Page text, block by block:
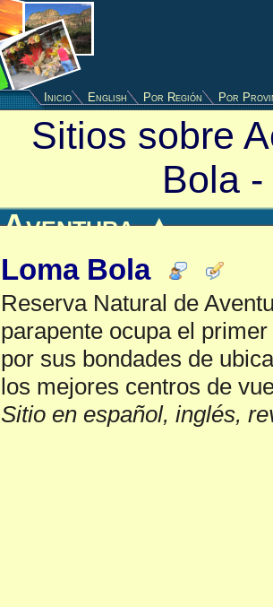
Inicio English Por Región Por
Sitios sobre
Bola -
Aventura▲
Loma Bola
Reserva Natural de
parapente ocupa el
por sus bondades de
los mejores centros de
Sitio en español, inglés,